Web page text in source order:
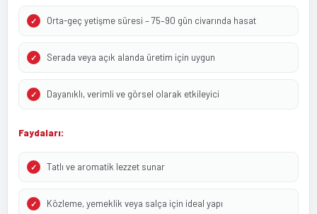
Orta-geç yetişme süresi – 75–90 gün civarında hasat
Serada veya açık alanda üretim için uygun
Dayanıklı, verimli ve görsel olarak etkileyici
Faydaları:
Tatlı ve aromatik lezzet sunar
Közleme, yemeklik veya salça için ideal yapı